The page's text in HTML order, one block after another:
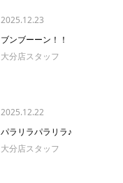
2025.12.23
ブンブーーン！！
大分店スタッフ
2025.12.22
パラリラパラリラ♪
大分店スタッフ